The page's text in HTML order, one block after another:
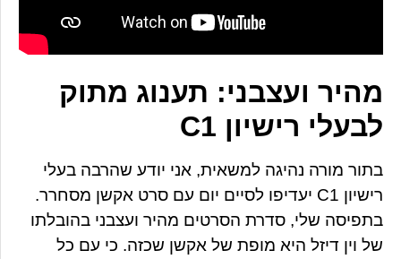
מהיר ועצבני: תענוג מתוק
לבעלי רישיון C1
בתור מורה נהיגה למשאית, אני יודע שהרבה בעלי
רישיון C1 יעדיפו לסיים יום עם סרט אקשן מסחרר.
בתפיסה שלי, סדרת הסרטים מהיר ועצבני בהובלתו
של וין דיזל היא מופת של אקשן שכזה. כי עם כל